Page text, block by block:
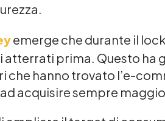
emerge che durante il
atterrati prima. Questo
che hanno trovato l’e-
acquisire sempre